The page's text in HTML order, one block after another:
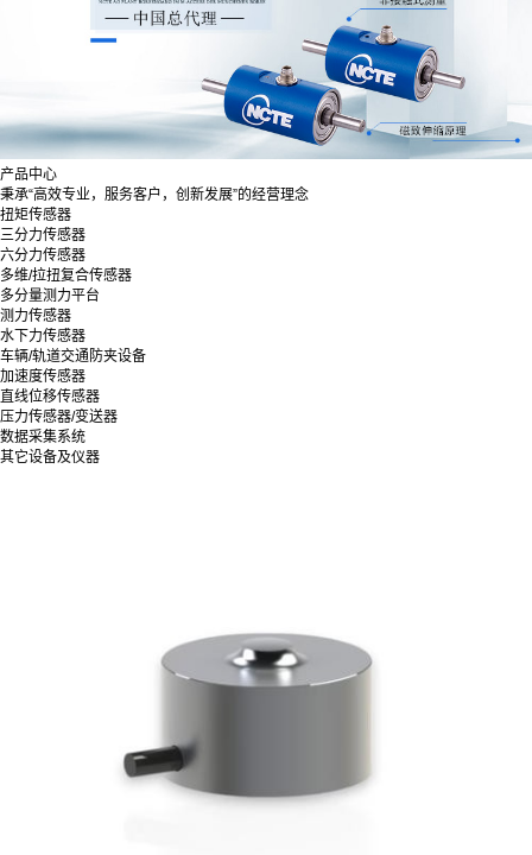
产品中心
秉承“高效专业，服务客户，创新发展”的经营理念
扭矩传感器
三分力传感器
六分力传感器
多维/拉扭复合传感器
多分量测力平台
测力传感器
水下力传感器
车辆/轨道交通防夹设备
加速度传感器
直线位移传感器
压力传感器/变送器
数据采集系统
其它设备及仪器